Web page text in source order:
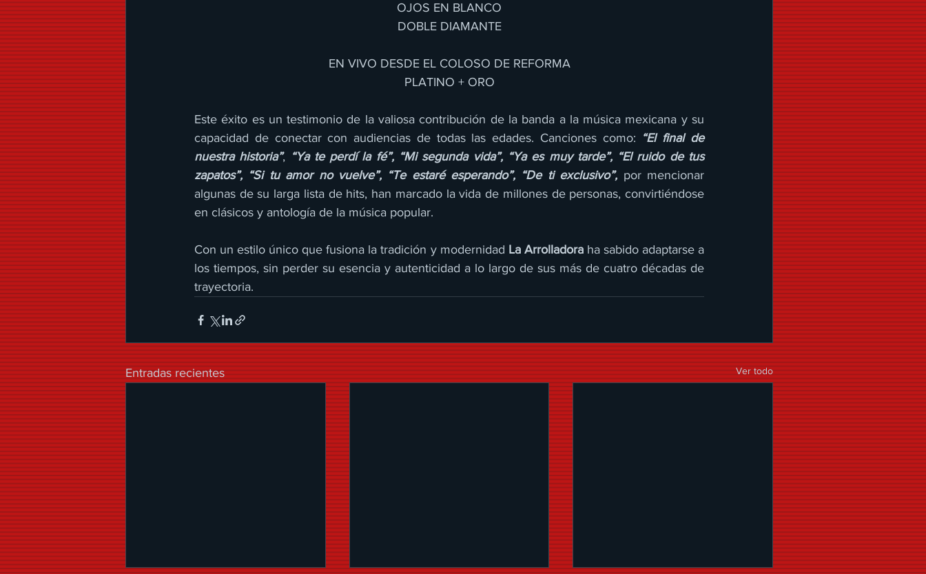
OJOS EN BLANCO
DOBLE DIAMANTE
EN VIVO DESDE EL COLOSO DE REFORMA
PLATINO + ORO
Este éxito es un testimonio de la valiosa contribución de la banda a la música mexicana y su
capacidad de conectar con audiencias de todas las edades. Canciones como: “El final de
nuestra historia”, “Ya te perdí la fé”, “Mi segunda vida”, “Ya es muy tarde”, “El ruido de tus
zapatos”, “Si tu amor no vuelve”, “Te estaré esperando”, “De ti exclusivo”, por mencionar
algunas de su larga lista de hits, han marcado la vida de millones de personas, convirtiéndose
en clásicos y antología de la música popular.
Con un estilo único que fusiona la tradición y modernidad La Arrolladora ha sabido adaptarse a
los tiempos, sin perder su esencia y autenticidad a lo largo de sus más de cuatro décadas de
trayectoria.
Entradas recientes Ver todo